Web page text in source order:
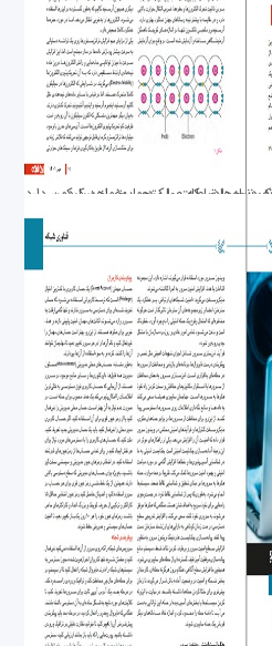
دنیای ارتباطات را متحول خواهد کرد.